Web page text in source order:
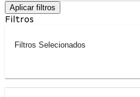
Aplicar filtros
Filtros
Filtros Selecionados